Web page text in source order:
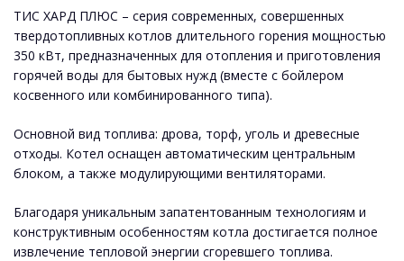
ТИС ХАРД ПЛЮС – серия современных, совершенных
твердотопливных котлов длительного горения мощностью
350 кВт, предназначенных для отопления и приготовления
горячей воды для бытовых нужд (вместе с бойлером
косвенного или комбинированного типа).
Основной вид топлива: дрова, торф, уголь и древесные
отходы. Котел оснащен автоматическим центральным
блоком, а также модулирующими вентиляторами.
Благодаря уникальным запатентованным технологиям и
конструктивным особенностям котла достигается полное
извлечение тепловой энергии сгоревшего топлива.